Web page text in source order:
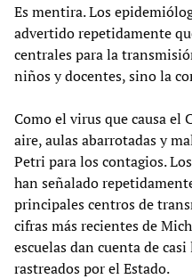
Es mentira. Los
advertido repetidamente
centrales para la
niños y docentes, sino la
Como el virus que causa el
aire, aulas abarrotadas y
Petri para los contagios.
han señalado
principales centros de
cifras más recientes de
escuelas dan cuenta de
rastreados por el Estado.